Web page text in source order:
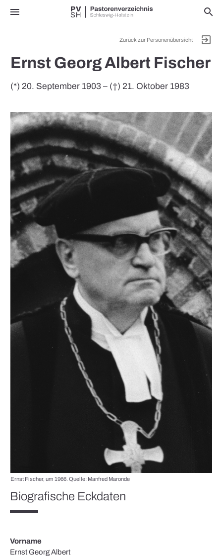
menu search
Zurück zur Personenübersicht exit_to_app
Ernst Georg Albert Fischer
(*) 20. September 1903 – (†) 21. Oktober 1983
Ernst Fischer, um 1966. Quelle: Manfred Maronde
Biografische Eckdaten
Vorname
Ernst Georg Albert